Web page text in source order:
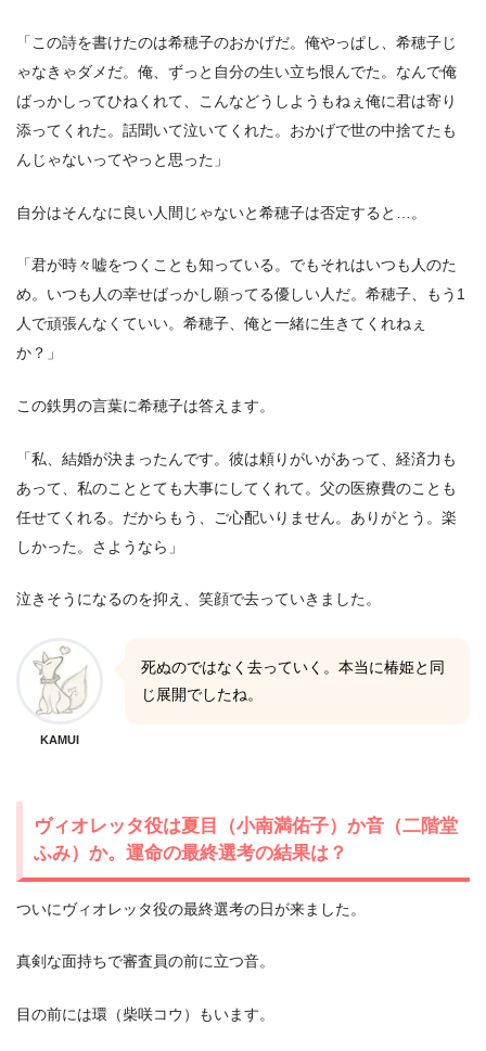
「この詩を書けたのは希穂子のおかげだ。俺やっぱし、希穂子じ
ゃなきゃダメだ。俺、ずっと自分の生い立ち恨んでた。なんで俺
ばっかしってひねくれて、こんなどうしようもねぇ俺に君は寄り
添ってくれた。話聞いて泣いてくれた。おかげで世の中捨てたも
んじゃないってやっと思った」
自分はそんなに良い人間じゃないと希穂子は否定すると…。
「君が時々嘘をつくことも知っている。でもそれはいつも人のた
め。いつも人の幸せばっかし願ってる優しい人だ。希穂子、もう1
人で頑張んなくていい。希穂子、俺と一緒に生きてくれねぇ
か？」
この鉄男の言葉に希穂子は答えます。
「私、結婚が決まったんです。彼は頼りがいがあって、経済力も
あって、私のこととても大事にしてくれて。父の医療費のことも
任せてくれる。だからもう、ご心配いりません。ありがとう。楽
しかった。さようなら」
泣きそうになるのを抑え、笑顔で去っていきました。
KAMUI
死ぬのではなく去っていく。本当に椿姫と同
じ展開でしたね。
ヴィオレッタ役は夏目（小南満佑子）か音（二階堂
ふみ）か。運命の最終選考の結果は？
ついにヴィオレッタ役の最終選考の日が来ました。
真剣な面持ちで審査員の前に立つ音。
目の前には環（柴咲コウ）もいます。